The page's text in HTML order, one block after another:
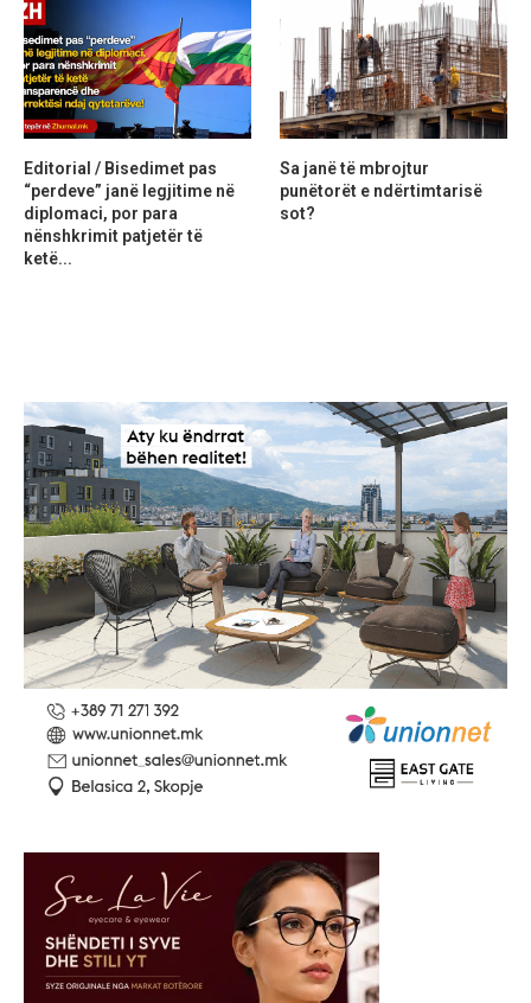
Editorial / Bisedimet pas
“perdeve” janë legjitime në
diplomaci, por para
nënshkrimit patjetër të
ketë...
Sa janë të mbrojtur
punëtorët e ndërtimtarisë
sot?